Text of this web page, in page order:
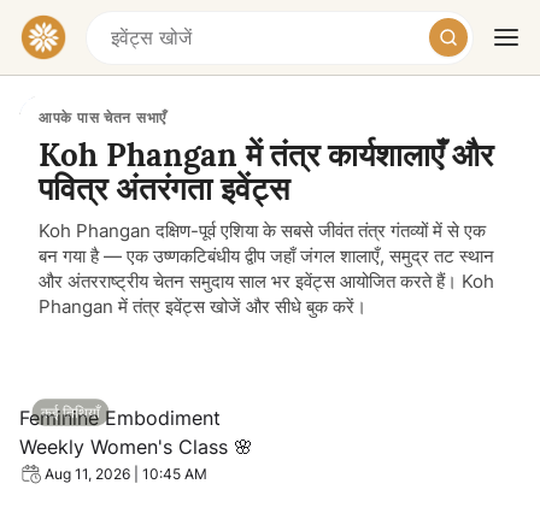
आजकल सप्ताहांत
आपके पास चेतन सभाएँ
Koh Phangan में तंत्र कार्यशालाएँ और
पवित्र अंतरंगता इवेंट्स
Koh Phangan दक्षिण-पूर्व एशिया के सबसे जीवंत तंत्र गंतव्यों में से एक
बन गया है — एक उष्णकटिबंधीय द्वीप जहाँ जंगल शालाएँ, समुद्र तट स्थान
और अंतरराष्ट्रीय चेतन समुदाय साल भर इवेंट्स आयोजित करते हैं। Koh
Phangan में तंत्र इवेंट्स खोजें और सीधे बुक करें।
View event: Feminine Embodiment Weekly Women's
कई तिथियाँ
Feminine Embodiment
Weekly Women's Class 🌸
Aug 11, 2026 | 10:45 AM